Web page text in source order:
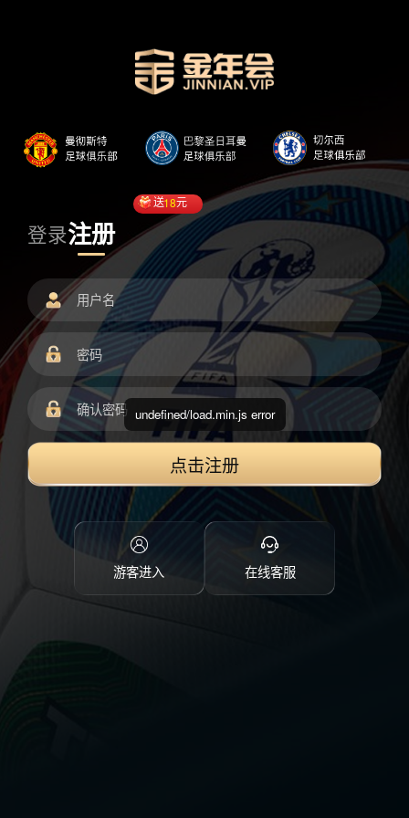
登录注册
送18元
点击注册
游客进入 在线客服
undefined/load.min.js error